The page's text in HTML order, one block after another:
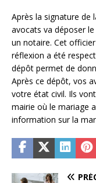
Après la signature de
avocats va déposer
un notaire. Cet
réflexion a été
dépôt permet de
Après ce dépôt, vos
votre état civil. Ils
mairie où le mariage
information sur la